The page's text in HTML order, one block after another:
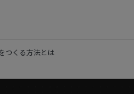
つくる方法とは